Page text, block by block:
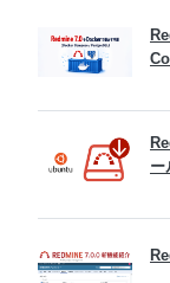
ー